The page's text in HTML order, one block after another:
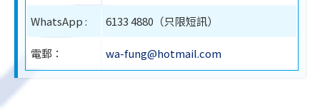
WhatsApp : 6133 4880（只限短訊）
電郵： wa-fung@hotmail.com